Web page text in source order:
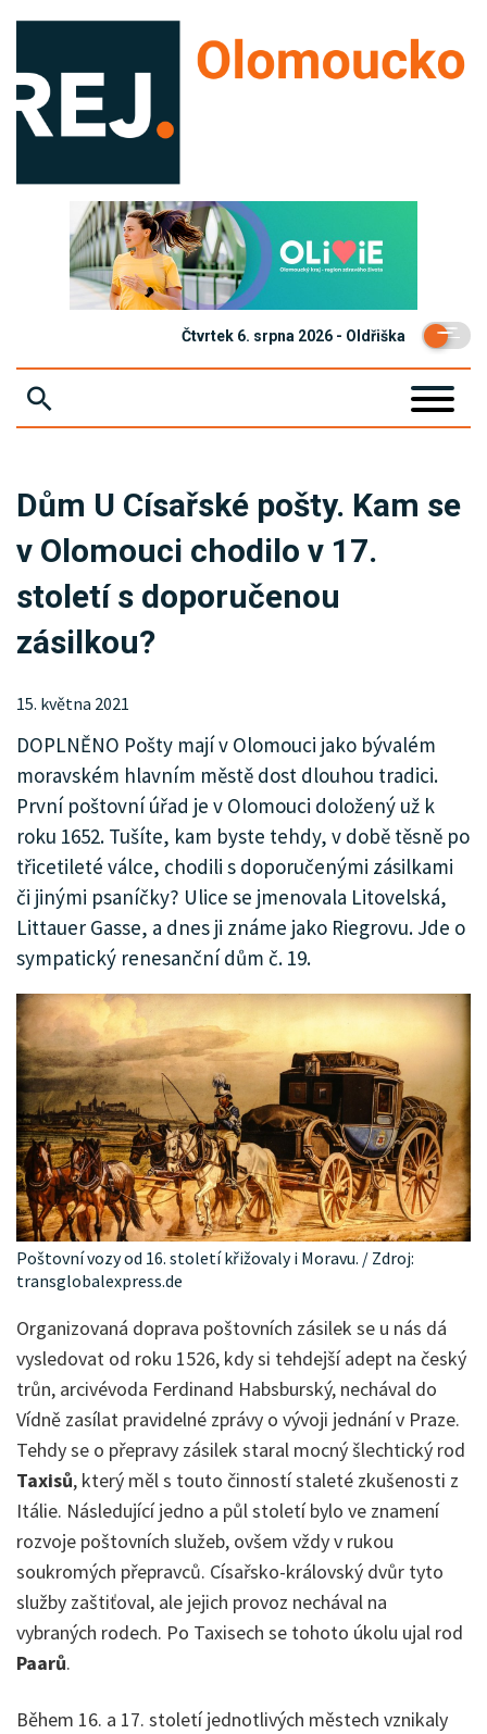
Čtvrtek 6. srpna 2026 - Oldřiška
KRIMI
SPORT
KULTURA
SPOLEČNOST
HISTORIE
MHD
INZERCE
ARCHIV
Dům U Císařské pošty. Kam se
v Olomouci chodilo v 17.
století s doporučenou
zásilkou?
15. května 2021
DOPLNĚNO Pošty mají v Olomouci jako bývalém
moravském hlavním městě dost dlouhou tradici.
První poštovní úřad je v Olomouci doložený už k
roku 1652. Tušíte, kam byste tehdy, v době těsně po
třicetileté válce, chodili s doporučenými zásilkami
či jinými psaníčky? Ulice se jmenovala Litovelská,
Littauer Gasse, a dnes ji známe jako Riegrovu. Jde o
sympatický renesanční dům č. 19.
Poštovní vozy od 16. století křižovaly i Moravu. / Zdroj:
transglobalexpress.de
Organizovaná doprava poštovních zásilek se u nás dá
vysledovat od roku 1526, kdy si tehdejší adept na český
trůn, arcivévoda Ferdinand Habsburský, nechával do
Vídně zasílat pravidelné zprávy o vývoji jednání v Praze.
Tehdy se o přepravy zásilek staral mocný šlechtický rod
Taxisů, který měl s touto činností staleté zkušenosti z
Itálie. Následující jedno a půl století bylo ve znamení
rozvoje poštovních služeb, ovšem vždy v rukou
soukromých přepravců. Císařsko-královský dvůr tyto
služby zaštiťoval, ale jejich provoz nechával na
vybraných rodech. Po Taxisech se tohoto úkolu ujal rod
Paarů.
Během 16. a 17. století jednotlivých městech vznikaly